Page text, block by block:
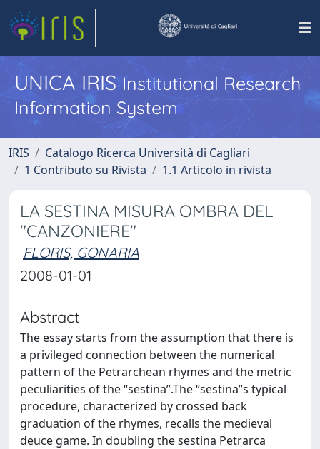
UNICA IRISInstitutional Research
Information System
IRIS
Catalogo Ricerca Università di Cagliari
1 Contributo su Rivista
1.1 Articolo in rivista
LA SESTINA MISURA OMBRA DEL
"CANZONIERE"
FLORIS, GONARIA
2008-01-01
Abstract
The essay starts from the assumption that there is
a privileged connection between the numerical
pattern of the Petrarchean rhymes and the metric
peculiarities of the “sestina”.The “sestina”s typical
procedure, characterized by crossed back
graduation of the rhymes, recalls the medieval
deuce game. In doubling the sestina Petrarca